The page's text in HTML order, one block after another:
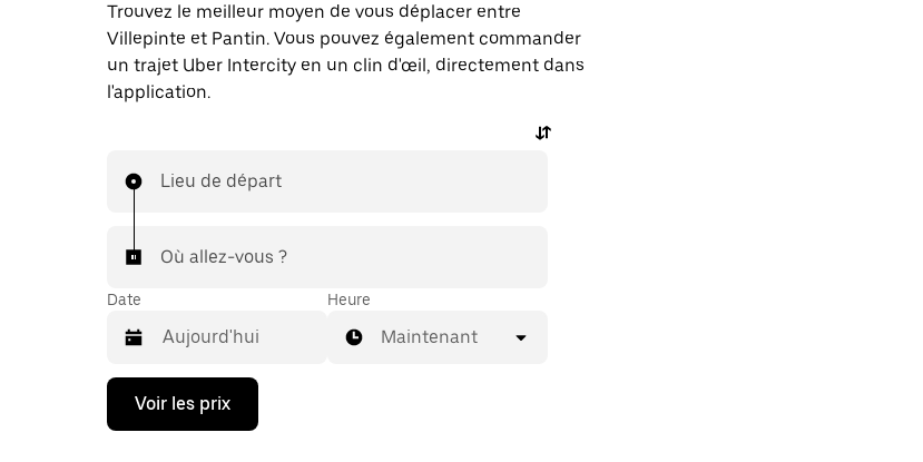
Trouvez le meilleur moyen de vous déplacer entre
Villepinte et Pantin. Vous pouvez également commander
un trajet Uber Intercity en un clin d'œil, directement dans
l'application.
Lieu de départ
Où allez-vous ?
Date
Appuyez
la
Heure
Maintenant
Voir les prix